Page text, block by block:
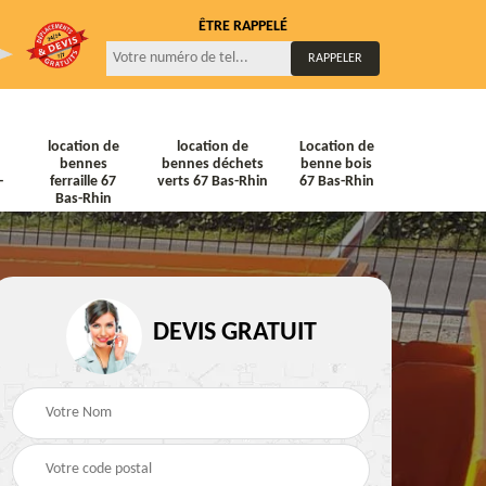
ÊTRE RAPPELÉ
location de
bennes
ferraille 67
Bas-Rhin
location de
bennes déchets
verts 67 Bas-Rhin
Location de
benne bois
67 Bas-Rhin
Location de bennes à
gravats 67 Bas-Rhin
Location de bennes
Tout venant 67 Bas-
DEVIS GRATUIT